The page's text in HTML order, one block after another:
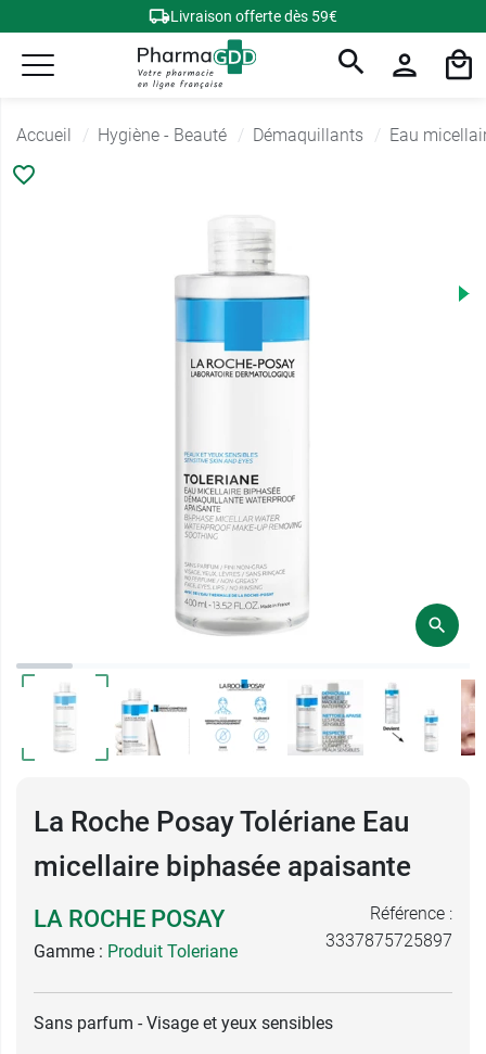
Livraison offerte dès 59€
Accueil Hygiène - Beauté Démaquillants Eau
La Roche Posay Tolériane Eau
micellaire biphasée apaisante
LA ROCHE POSAY
Gamme : Produit Toleriane
Référence :
3337875725897
Sans parfum - Visage et yeux sensibles